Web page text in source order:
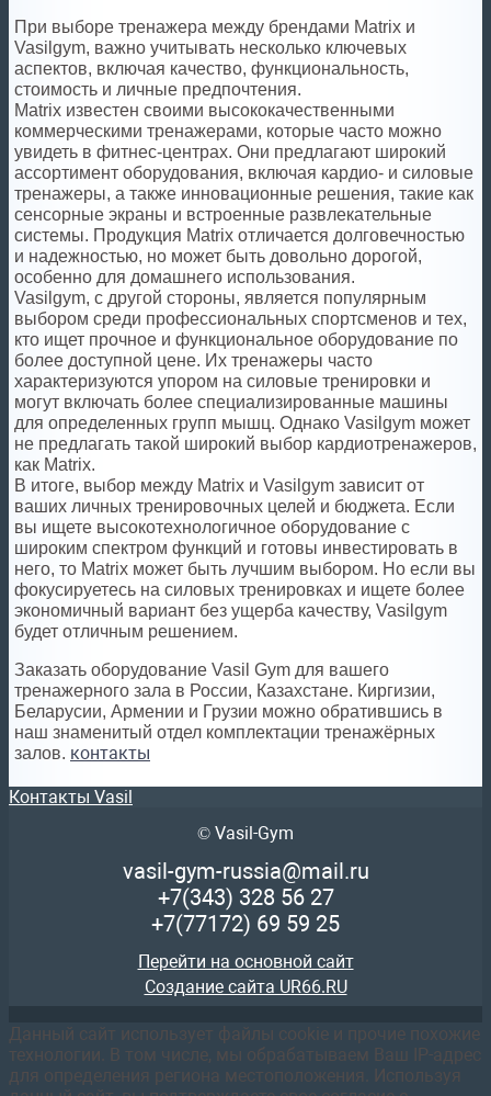
При выборе тренажера между брендами Matrix и
Vasilgym, важно учитывать несколько ключевых
аспектов, включая качество, функциональность,
стоимость и личные предпочтения.
Matrix известен своими высококачественными
коммерческими тренажерами, которые часто можно
увидеть в фитнес-центрах. Они предлагают широкий
ассортимент оборудования, включая кардио- и силовые
тренажеры, а также инновационные решения, такие как
сенсорные экраны и встроенные развлекательные
системы. Продукция Matrix отличается долговечностью
и надежностью, но может быть довольно дорогой,
особенно для домашнего использования.
Vasilgym, с другой стороны, является популярным
выбором среди профессиональных спортсменов и тех,
кто ищет прочное и функциональное оборудование по
более доступной цене. Их тренажеры часто
характеризуются упором на силовые тренировки и
могут включать более специализированные машины
для определенных групп мышц. Однако Vasilgym может
не предлагать такой широкий выбор кардиотренажеров,
как Matrix.
В итоге, выбор между Matrix и Vasilgym зависит от
ваших личных тренировочных целей и бюджета. Если
вы ищете высокотехнологичное оборудование с
широким спектром функций и готовы инвестировать в
него, то Matrix может быть лучшим выбором. Но если вы
фокусируетесь на силовых тренировках и ищете более
экономичный вариант без ущерба качеству, Vasilgym
будет отличным решением.
Заказать оборудование Vasil Gym для вашего
тренажерного зала в России, Казахстане. Киргизии,
Беларусии, Армении и Грузии можно обратившись в
наш знаменитый отдел комплектации тренажёрных
залов. контакты
Контакты Vasil
© Vasil-Gym
vasil-gym-russia@mail.ru
+7(343) 328 56 27
+7(77172) 69 59 25
Перейти на основной сайт
Создание сайта UR66.RU
Данный сайт использует файлы cookie и прочие похожие
технологии. В том числе, мы обрабатываем Ваш IP-адрес
для определения региона местоположения. Используя